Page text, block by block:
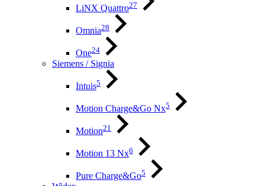
LiNX Quattro27
Omnia28
One24
Siemens / Signia
Intuis5
Motion Charge&Go Nx5
Motion21
Motion 13 Nx6
Pure Charge&Go5